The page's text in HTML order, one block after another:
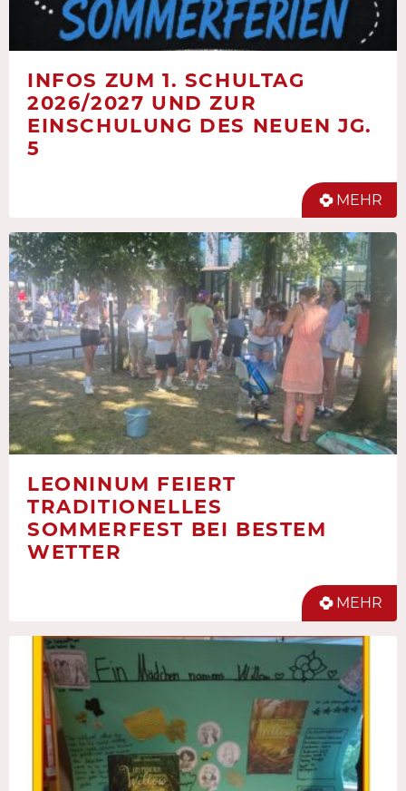
INFOS ZUM 1. SCHULTAG
2026/2027 UND ZUR
EINSCHULUNG DES NEUEN JG.
5
MEHR
LEONINUM FEIERT
TRADITIONELLES
SOMMERFEST BEI BESTEM
WETTER
MEHR